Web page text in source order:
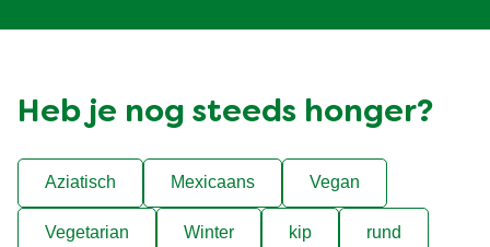
Heb je nog steeds honger?
Aziatisch Mexicaans Vegan
Vegetarian Winter kip rund